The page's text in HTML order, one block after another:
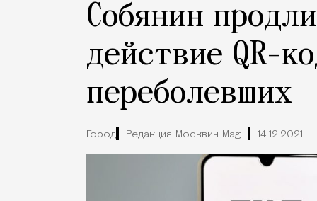
Собянин
действие QR-
переболевших
Город Редакция Москвич Mag 14.12.2021